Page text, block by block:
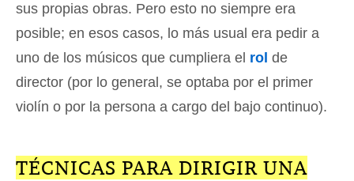
sus propias obras. Pero esto no siempre era
posible; en esos casos, lo más usual era pedir a
uno de los músicos que cumpliera el rol de
director (por lo general, se optaba por el primer
violín o por la persona a cargo del bajo continuo).
TÉCNICAS PARA DIRIGIR UNA